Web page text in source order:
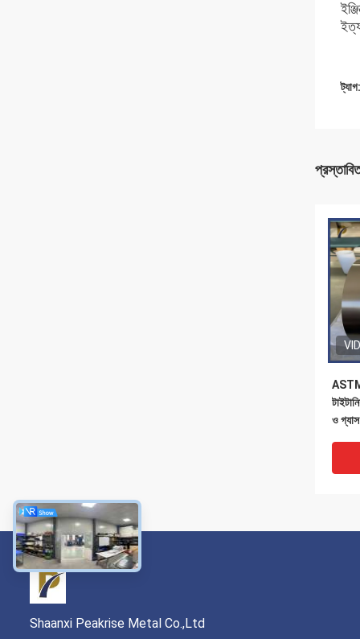
ট্যাগ:
ও গ্যাস
Shaanxi Peakrise Metal Co.,Ltd